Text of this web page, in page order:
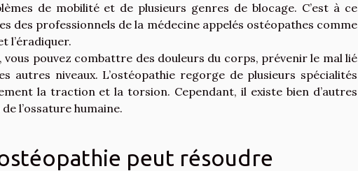
de mobilité et de plusieurs genres de blocage. C’est à ce
des professionnels de la médecine appelés ostéopathes comme
l’éradiquer.
pouvez combattre des douleurs du corps, prévenir le mal lié
autres niveaux. L’ostéopathie regorge de plusieurs spécialités
la traction et la torsion. Cependant, il existe bien d’autres
l’ossature humaine.
peut résoudre